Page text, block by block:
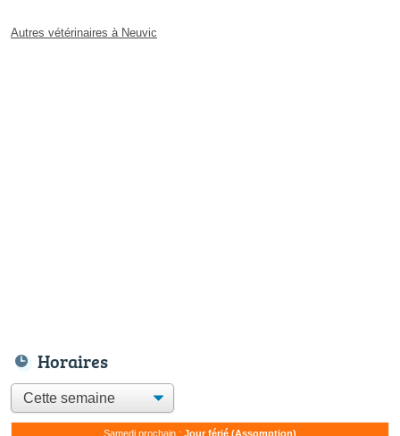
Autres vétérinaires à Neuvic
Horaires
Samedi prochain : Jour férié (Assomption)